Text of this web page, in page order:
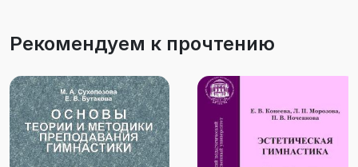
Рекомендуем к прочтению